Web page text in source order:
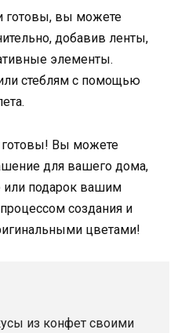
готовы, вы можете
добавив ленты,
элементы.
стеблям с помощью
Вы можете
для вашего дома,
или подарок вашим
создания и
цветами!
из конфет своими